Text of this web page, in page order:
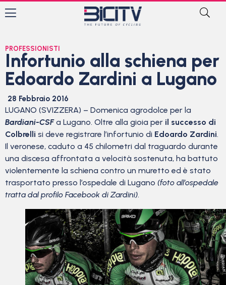
PROFESSIONISTI
Infortunio alla schiena per
Edoardo Zardini a Lugano
28 Febbraio 2016
LUGANO (SVIZZERA) – Domenica agrodolce per la
Bardiani-CSF a Lugano. Oltre alla gioia per il successo di
Colbrelli si deve registrare l’infortunio di Edoardo Zardini.
Il veronese, caduto a 45 chilometri dal traguardo durante
una discesa affrontata a velocità sostenuta, ha battuto
violentemente la schiena contro un muretto ed è stato
trasportato presso l’ospedale di Lugano (foto all’ospedale
tratta dal profilo Facebook di Zardini).